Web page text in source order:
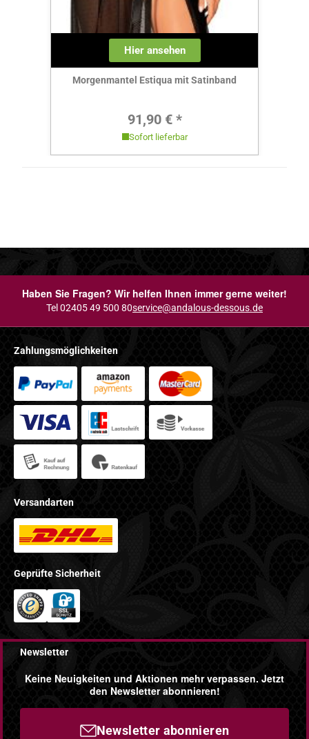
Hier ansehen
Morgenmantel Estiqua mit Satinband
Regulärer Preis:
91,90 € *
Sofort lieferbar
Haben Sie Fragen? Wir helfen Ihnen immer gerne weiter!
Tel 02405 49 500 80service@andalous-dessous.de
Zahlungsmöglichkeiten
Versandarten
Geprüfte Sicherheit
Newsletter
Keine Neuigkeiten und Aktionen mehr verpassen. Jetzt
den Newsletter abonnieren!
Newsletter abonnieren